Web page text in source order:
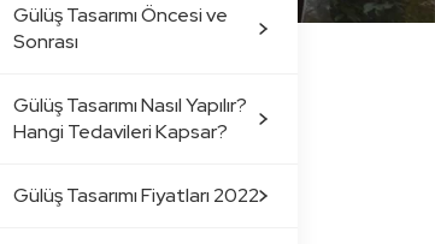
Gülüş Tasarımı Öncesi ve
Sonrası
Gülüş Tasarımı Nasıl Yapılır?
Hangi Tedavileri Kapsar?
Gülüş Tasarımı Fiyatları 2022